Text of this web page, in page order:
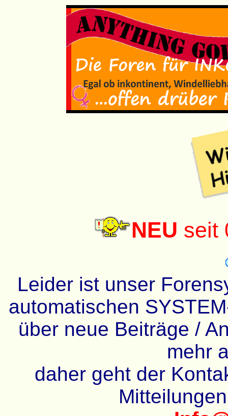
NEU seit
Leider ist unser
automatischen
über neue Beiträge /
mehr
daher geht der